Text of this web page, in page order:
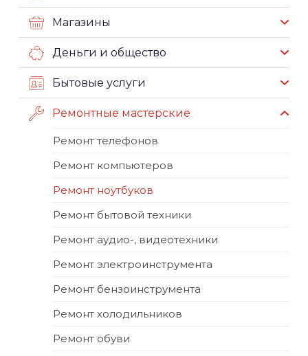
Магазины
Деньги и общество
Бытовые услуги
Ремонтные мастерские
Ремонт телефонов
Ремонт компьютеров
Ремонт ноутбуков
Ремонт бытовой техники
Ремонт аудио-, видеотехники
Ремонт электроинструмента
Ремонт бензоинструмента
Ремонт холодильников
Ремонт обуви